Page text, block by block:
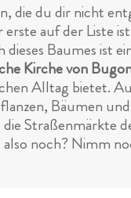
du dir nicht
auf der Liste
Baumes ist
Kirche von
Alltag bietet.
Bäumen
die
noch? Nimm